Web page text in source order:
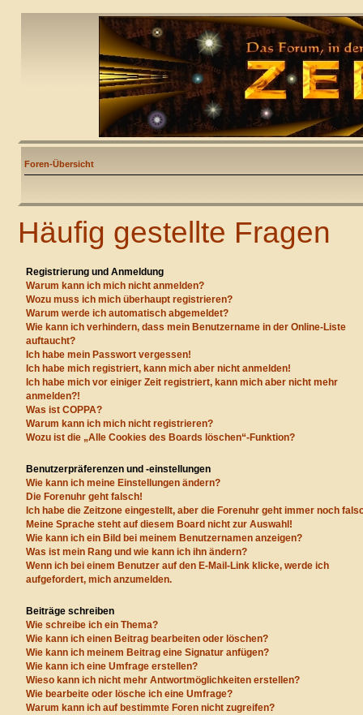
Foren-Übersicht
Häufig gestellte Fragen
Registrierung und Anmeldung
Warum kann ich mich nicht anmelden?
Wozu muss ich mich überhaupt registrieren?
Warum werde ich automatisch abgemeldet?
Wie kann ich verhindern, dass mein Benutzername in der Online-Liste
auftaucht?
Ich habe mein Passwort vergessen!
Ich habe mich registriert, kann mich aber nicht anmelden!
Ich habe mich vor einiger Zeit registriert, kann mich aber nicht mehr
anmelden?!
Was ist COPPA?
Warum kann ich mich nicht registrieren?
Wozu ist die „Alle Cookies des Boards löschen“-Funktion?
Benutzerpräferenzen und -einstellungen
Wie kann ich meine Einstellungen ändern?
Die Forenuhr geht falsch!
Ich habe die Zeitzone eingestellt, aber die Forenuhr geht immer noch
Meine Sprache steht auf diesem Board nicht zur Auswahl!
Wie kann ich ein Bild bei meinem Benutzernamen anzeigen?
Was ist mein Rang und wie kann ich ihn ändern?
Wenn ich bei einem Benutzer auf den E-Mail-Link klicke, werde ich
aufgefordert, mich anzumelden.
Beiträge schreiben
Wie schreibe ich ein Thema?
Wie kann ich einen Beitrag bearbeiten oder löschen?
Wie kann ich meinem Beitrag eine Signatur anfügen?
Wie kann ich eine Umfrage erstellen?
Wieso kann ich nicht mehr Antwortmöglichkeiten erstellen?
Wie bearbeite oder lösche ich eine Umfrage?
Warum kann ich auf bestimmte Foren nicht zugreifen?